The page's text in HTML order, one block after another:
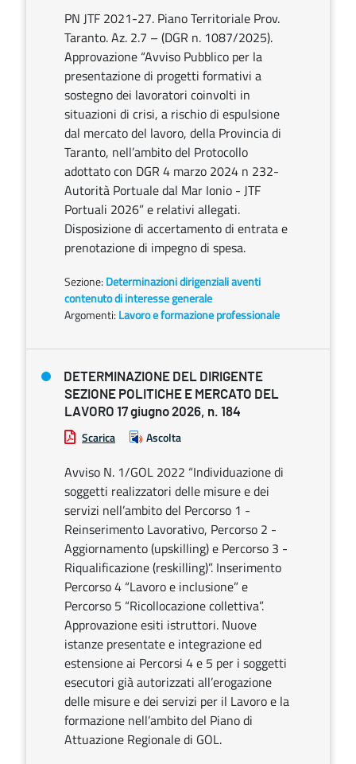
PN JTF 2021-27. Piano Territoriale Prov.
Taranto. Az. 2.7 – (DGR n. 1087/2025).
Approvazione “Avviso Pubblico per la
presentazione di progetti formativi a
sostegno dei lavoratori coinvolti in
situazioni di crisi, a rischio di espulsione
dal mercato del lavoro, della Provincia di
Taranto, nell’ambito del Protocollo
adottato con DGR 4 marzo 2024 n 232-
Autorità Portuale dal Mar Ionio - JTF
Portuali 2026” e relativi allegati.
Disposizione di accertamento di entrata e
prenotazione di impegno di spesa.
Sezione: Determinazioni dirigenziali aventi
contenuto di interesse generale
Argomenti: Lavoro e formazione professionale
DETERMINAZIONE DEL DIRIGENTE
SEZIONE POLITICHE E MERCATO DEL
LAVORO 17 giugno 2026, n. 184
Scarica Ascolta
Avviso N. 1/GOL 2022 “Individuazione di
soggetti realizzatori delle misure e dei
servizi nell’ambito del Percorso 1 -
Reinserimento Lavorativo, Percorso 2 -
Aggiornamento (upskilling) e Percorso 3 -
Riqualificazione (reskilling)”. Inserimento
Percorso 4 “Lavoro e inclusione” e
Percorso 5 “Ricollocazione collettiva”.
Approvazione esiti istruttori. Nuove
istanze presentate e integrazione ed
estensione ai Percorsi 4 e 5 per i soggetti
esecutori già autorizzati all’erogazione
delle misure e dei servizi per il Lavoro e la
formazione nell’ambito del Piano di
Attuazione Regionale di GOL.